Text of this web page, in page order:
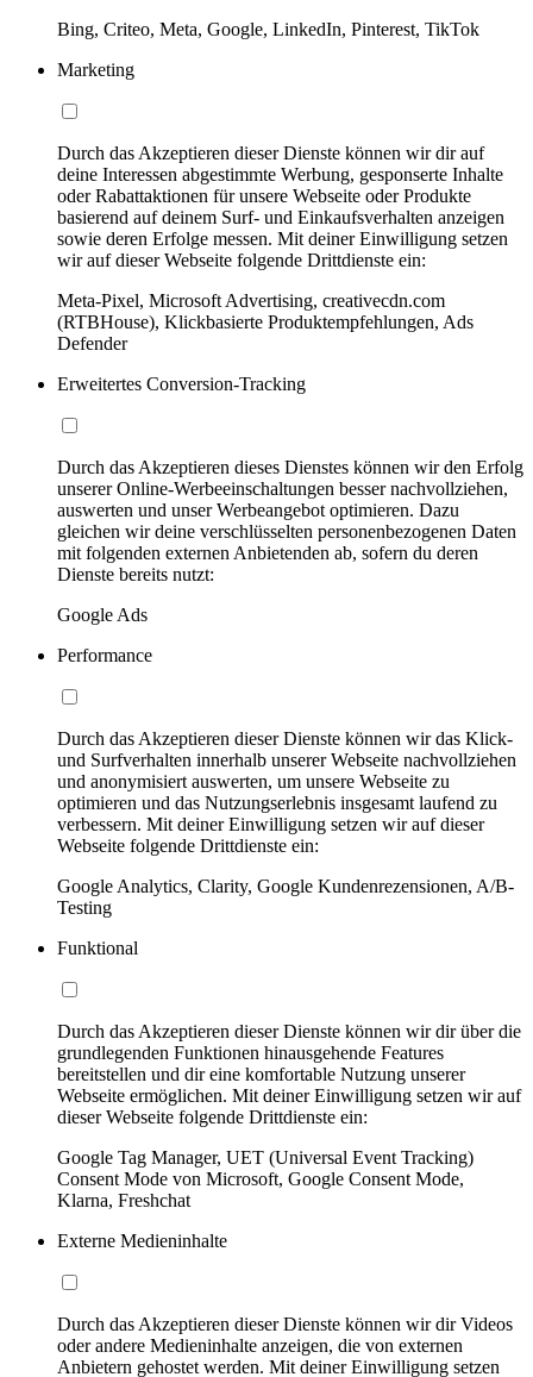
Bing, Criteo, Meta, Google, LinkedIn, Pinterest, TikTok
Marketing
Durch das Akzeptieren dieser Dienste können wir dir auf
deine Interessen abgestimmte Werbung, gesponserte Inhalte
oder Rabattaktionen für unsere Webseite oder Produkte
basierend auf deinem Surf- und Einkaufsverhalten anzeigen
sowie deren Erfolge messen. Mit deiner Einwilligung setzen
wir auf dieser Webseite folgende Drittdienste ein:
Meta-Pixel, Microsoft Advertising, creativecdn.com
(RTBHouse), Klickbasierte Produktempfehlungen, Ads
Defender
Erweitertes Conversion-Tracking
Durch das Akzeptieren dieses Dienstes können wir den Erfolg
unserer Online-Werbeeinschaltungen besser nachvollziehen,
auswerten und unser Werbeangebot optimieren. Dazu
gleichen wir deine verschlüsselten personenbezogenen Daten
mit folgenden externen Anbietenden ab, sofern du deren
Dienste bereits nutzt:
Google Ads
Performance
Durch das Akzeptieren dieser Dienste können wir das Klick-
und Surfverhalten innerhalb unserer Webseite nachvollziehen
und anonymisiert auswerten, um unsere Webseite zu
optimieren und das Nutzungserlebnis insgesamt laufend zu
verbessern. Mit deiner Einwilligung setzen wir auf dieser
Webseite folgende Drittdienste ein:
Google Analytics, Clarity, Google Kundenrezensionen, A/B-
Testing
Funktional
Durch das Akzeptieren dieser Dienste können wir dir über die
grundlegenden Funktionen hinausgehende Features
bereitstellen und dir eine komfortable Nutzung unserer
Webseite ermöglichen. Mit deiner Einwilligung setzen wir auf
dieser Webseite folgende Drittdienste ein:
Google Tag Manager, UET (Universal Event Tracking)
Consent Mode von Microsoft, Google Consent Mode,
Klarna, Freshchat
Externe Medieninhalte
Durch das Akzeptieren dieser Dienste können wir dir Videos
oder andere Medieninhalte anzeigen, die von externen
Anbietern gehostet werden. Mit deiner Einwilligung setzen